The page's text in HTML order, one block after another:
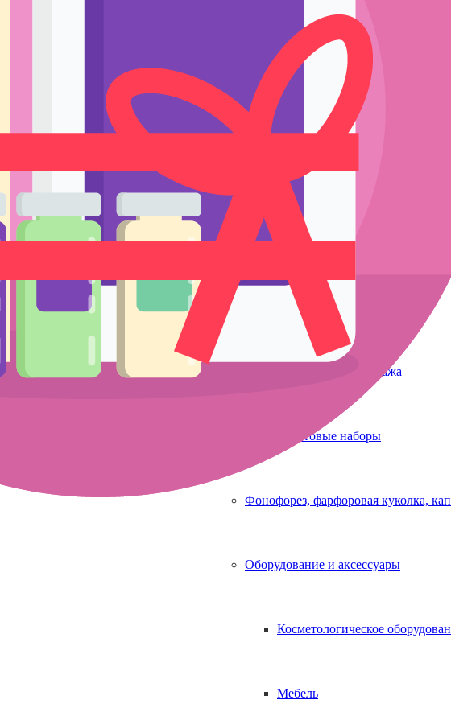
Ручки держатели
Тренировка и эскиз
Подставки и емкости
Одноразовые расходники
Аппараты для татуажа
Стартовые наборы
Фонофорез, фарфоровая куколка,
Оборудование и аксессуары
Косметологическое
Мебель
на создание нового пароля вы получите по электронной почте.